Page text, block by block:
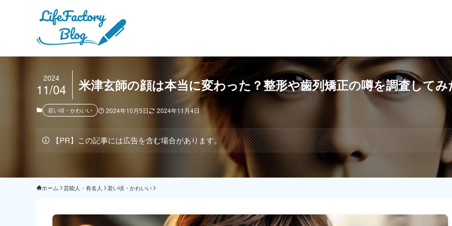
米津玄師の顔は本当に変わった？整形や歯列矯正の噂を調査してみ
2024
11/04
若い頃・かわいい 2024年10月5日 2024年11月4日
【PR】この記事には広告を含む場合があります。
ホーム 芸能人・有名人 若い頃・かわいい